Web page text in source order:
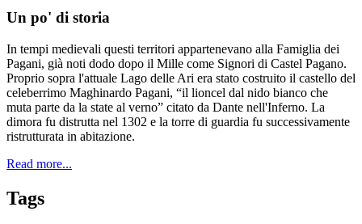
Un po' di storia
In tempi medievali questi territori appartenevano alla Famiglia dei
Pagani, già noti dodo dopo il Mille come Signori di Castel Pagano.
Proprio sopra l'attuale Lago delle Ari era stato costruito il castello del
celeberrimo Maghinardo Pagani, “il lioncel dal nido bianco che
muta parte da la state al verno” citato da Dante nell'Inferno. La
dimora fu distrutta nel 1302 e la torre di guardia fu successivamente
ristrutturata in abitazione.
Read more...
Tags